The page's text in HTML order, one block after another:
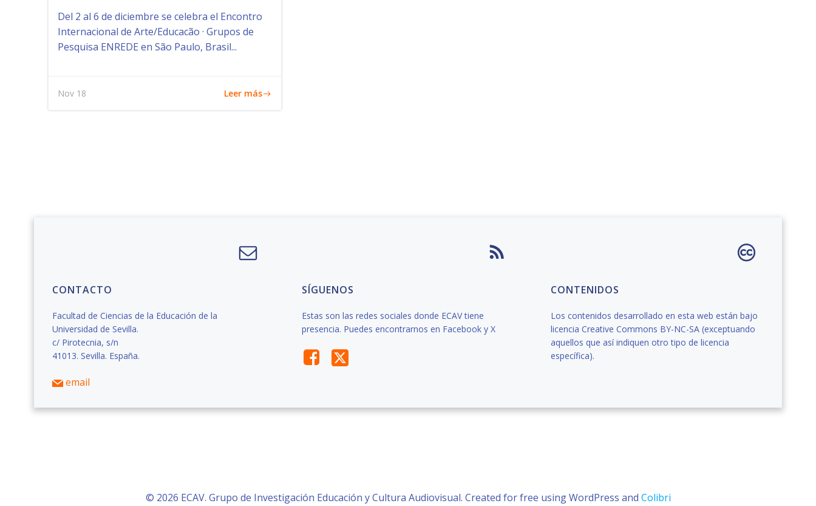
Del 2 al 6 de diciembre se celebra el Encontro
Internacional de Arte/Educacão · Grupos de
Pesquisa ENREDE en São Paulo, Brasil...
Nov 18 Leer más
CONTACTO
Facultad de Ciencias de la Educación de la
Universidad de Sevilla.
c/ Pirotecnia, s/n
41013. Sevilla. España.
email
SÍGUENOS
Estas son las redes sociales donde ECAV tiene
presencia. Puedes encontrarnos en Facebook y X
CONTENIDOS
Los contenidos desarrollado en esta web están bajo
licencia Creative Commons BY-NC-SA (exceptuando
aquellos que así indiquen otro tipo de licencia
específica).
© 2026 ECAV. Grupo de Investigación Educación y Cultura Audiovisual. Created for free using WordPress and Colibri